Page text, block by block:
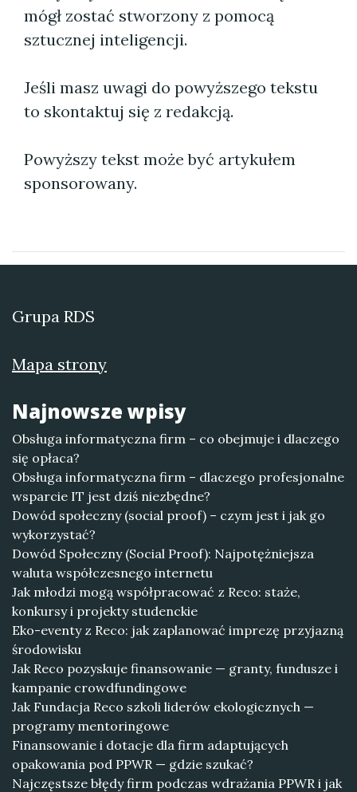
mógł zostać stworzony z pomocą
sztucznej inteligencji.
Jeśli masz uwagi do powyższego tekstu
to skontaktuj się z redakcją.
Powyższy tekst może być artykułem
sponsorowany.
Grupa RDS
Mapa strony
Najnowsze wpisy
Obsługa informatyczna firm – co obejmuje i dlaczego
się opłaca?
Obsługa informatyczna firm – dlaczego profesjonalne
wsparcie IT jest dziś niezbędne?
Dowód społeczny (social proof) – czym jest i jak go
wykorzystać?
Dowód Społeczny (Social Proof): Najpotężniejsza
waluta współczesnego internetu
Jak młodzi mogą współpracować z Reco: staże,
konkursy i projekty studenckie
Eko-eventy z Reco: jak zaplanować imprezę przyjazną
środowisku
Jak Reco pozyskuje finansowanie — granty, fundusze i
kampanie crowdfundingowe
Jak Fundacja Reco szkoli liderów ekologicznych —
programy mentoringowe
Finansowanie i dotacje dla firm adaptujących
opakowania pod PPWR — gdzie szukać?
Najczęstsze błędy firm podczas wdrażania PPWR i jak